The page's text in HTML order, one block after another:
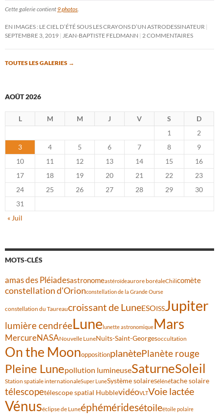
Cette galerie contient 9 photos
EN IMAGES : LE CIEL D’ÉTÉ SOUS LES CRAYONS D’UN ASTRODESSINATEUR
SEPTEMBRE 3, 2019
JEAN-BAPTISTE FELDMANN 2 COMMENTAIRES
TOUTES LES GALERIES →
AOÛT 2026
L M M J V S
D
1
2
3
4 5 6 7 8
9
10
11 12 13 14 15
16
17
18 19 20 21 22
23
24
25 26 27 28 29
30
31
« Juil
MOTS-CLÉS
amas des Pléiadesastronomeastéroïdeaurore boréaleChilicomète
constellation d'Orionconstellation de la Grande Ourse
constellation du Taureaucroissant de LuneESOISSJupiter
lumière cendréeLunelunette astronomiqueMars
MercureNASANouvelle LuneNuits-Saint-Georgesoccultation
On the MoonoppositionplanètePlanète rouge
Pleine Lunepollution lumineuseSaturneSoleil
Station spatiale internationaleSuper LuneSystème solaireSélénétache solaire
télescopetélescope spatial HubblevidéoVLTVoie lactée
Vénuséclipse de Luneéphéméridesétoileétoile polaire